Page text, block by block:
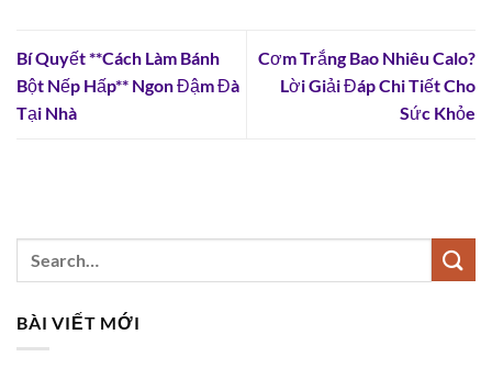
Bí Quyết **Cách Làm Bánh
Bột Nếp Hấp** Ngon Đậm Đà
Tại Nhà
Cơm Trắng Bao Nhiêu Calo?
Lời Giải Đáp Chi Tiết Cho
Sức Khỏe
BÀI VIẾT MỚI